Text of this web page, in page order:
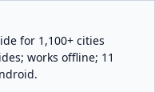
for 1,100+ cities
works offline; 11